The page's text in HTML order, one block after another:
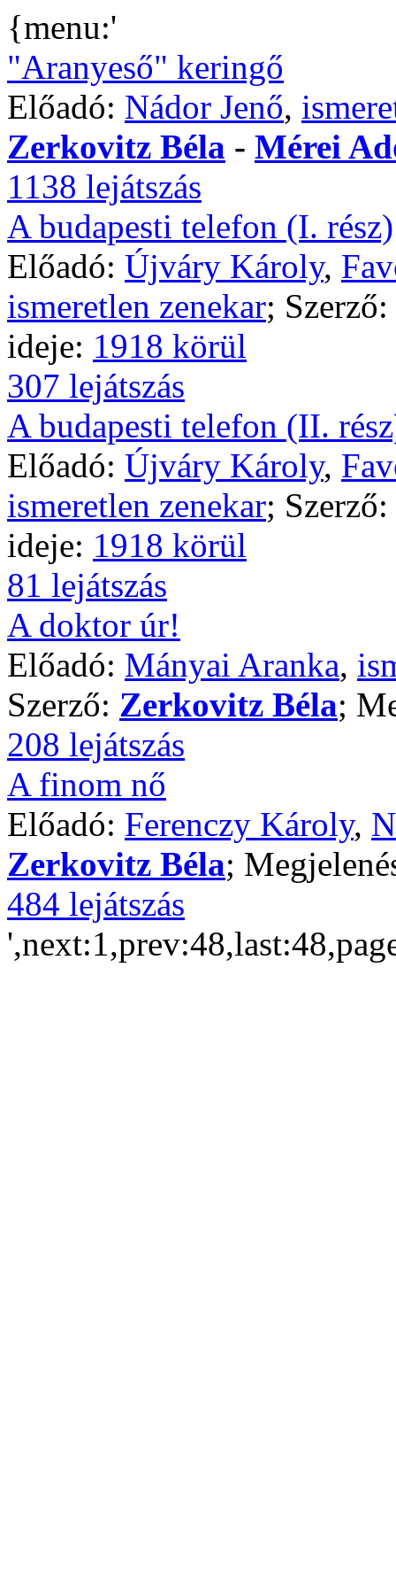
{menu:'
"Aranyeső" keringő
Előadó: Nádor Jenő,
Zerkovitz Béla - Mérei
1138 lejátszás
A budapesti telefon (I. rész)
Előadó: Újváry Károly,
ismeretlen zenekar; Szerző:
ideje: 1918 körül
307 lejátszás
A budapesti telefon (II.
Előadó: Újváry Károly,
ismeretlen zenekar; Szerző:
ideje: 1918 körül
81 lejátszás
A doktor úr!
Előadó: Mányai Aranka,
Szerző: Zerkovitz Béla;
208 lejátszás
A finom nő
Előadó: Ferenczy Károly,
Zerkovitz Béla;
484 lejátszás